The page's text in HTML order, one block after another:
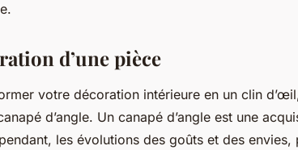
d’une pièce
votre décoration intérieure en un clin
d’angle. Un canapé d’angle est une
les évolutions des goûts et des